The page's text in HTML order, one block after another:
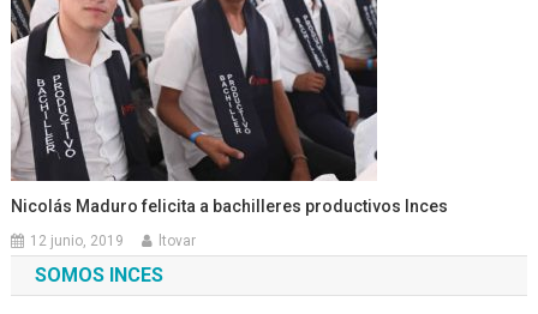
Nicolás Maduro felicita a bachilleres productivos Inces
12 junio, 2019 ltovar
SOMOS INCES